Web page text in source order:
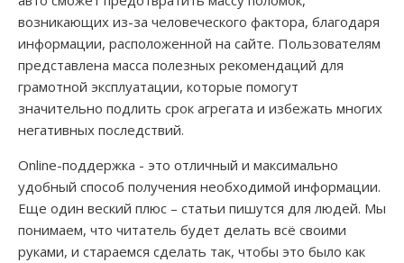
возникающих из-за человеческого фактора, благодаря
информации, расположенной на сайте. Пользователям
представлена масса полезных рекомендаций для
грамотной эксплуатации, которые помогут
значительно подлить срок агрегата и избежать многих
негативных последствий.
Online-поддержка - это отличный и максимально
удобный способ получения необходимой информации.
Еще один веский плюс – статьи пишутся для людей. Мы
понимаем, что читатель будет делать всё своими
руками, и стараемся сделать так, чтобы это было как